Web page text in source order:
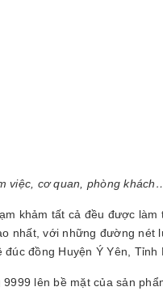
việc, cơ quan, phòng
khảm tất cả đều được
nhất, với những đường
đồng Huyện Ý Yên, Tỉnh
lên bề mặt của sản